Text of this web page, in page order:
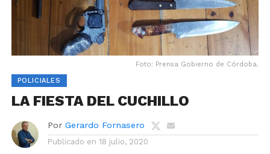
Foto: Prensa Gobierno de Córdoba.
POLICIALES
LA FIESTA DEL CUCHILLO
Por Gerardo Fornasero
Publicado en 18 julio, 2020